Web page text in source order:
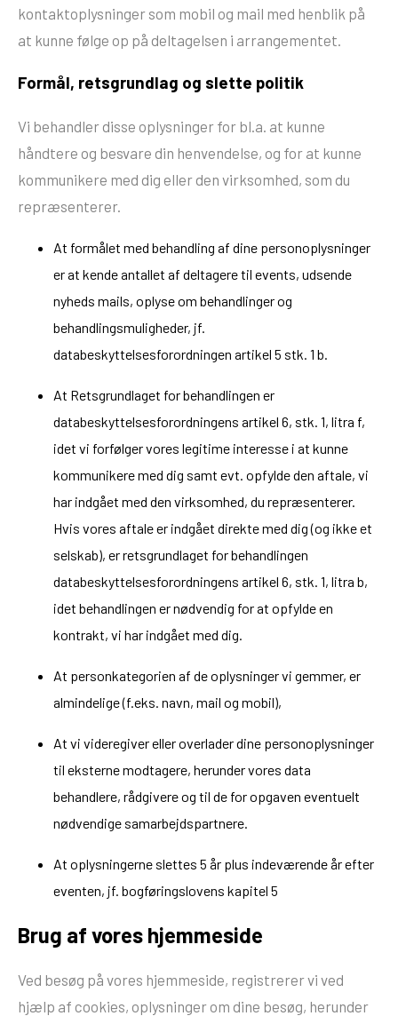
kontaktoplysninger som mobil og mail med henblik på
at kunne følge op på deltagelsen i arrangementet.
Formål, retsgrundlag og slette politik
Vi behandler disse oplysninger for bl.a. at kunne
håndtere og besvare din henvendelse, og for at kunne
kommunikere med dig eller den virksomhed, som du
repræsenterer.
At formålet med behandling af dine personoplysninger
er at kende antallet af deltagere til events, udsende
nyheds mails, oplyse om behandlinger og
behandlingsmuligheder, jf.
databeskyttelsesforordningen artikel 5 stk. 1 b.
At Retsgrundlaget for behandlingen er
databeskyttelsesforordningens artikel 6, stk. 1, litra f,
idet vi forfølger vores legitime interesse i at kunne
kommunikere med dig samt evt. opfylde den aftale, vi
har indgået med den virksomhed, du repræsenterer.
Hvis vores aftale er indgået direkte med dig (og ikke et
selskab), er retsgrundlaget for behandlingen
databeskyttelsesforordningens artikel 6, stk. 1, litra b,
idet behandlingen er nødvendig for at opfylde en
kontrakt, vi har indgået med dig.
At personkategorien af de oplysninger vi gemmer, er
almindelige (f.eks. navn, mail og mobil),
At vi videregiver eller overlader dine personoplysninger
til eksterne modtagere, herunder vores data
behandlere, rådgivere og til de for opgaven eventuelt
nødvendige samarbejdspartnere.
At oplysningerne slettes 5 år plus indeværende år efter
eventen, jf. bogføringslovens kapitel 5
Brug af vores hjemmeside
Ved besøg på vores hjemmeside, registrerer vi ved
hjælp af cookies, oplysninger om dine besøg, herunder